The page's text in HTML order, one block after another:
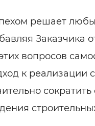
решает
Заказчика
вопросов
к реализации